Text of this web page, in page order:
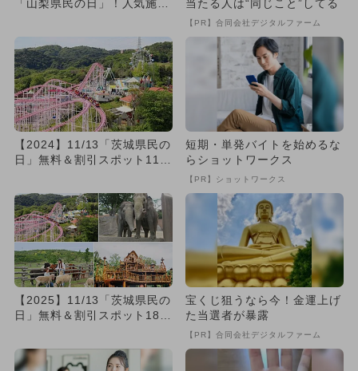
「山梨県民の日」！人気施設
当たる人は“同じこと”してる
【PR】合同会社デジタルファーム
【2024】11/13「茨城県民の
日」無料＆割引スポット11
短期・単発バイトを始めるな
らショットワークス
【PR】ショットワークス
【2025】11/13「茨城県民の
日」無料＆割引スポット18
宝くじ狙うなら今！金運上げ
た当選者が暴露
【PR】合同会社デジタルファーム